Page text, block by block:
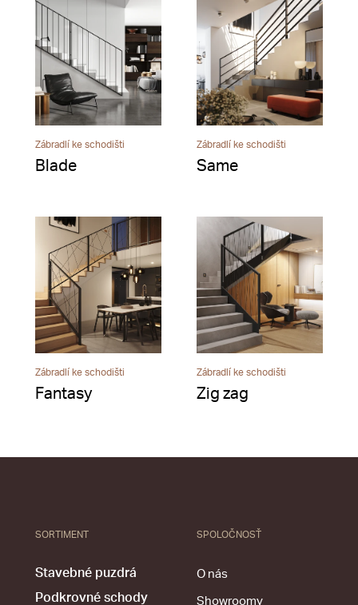
Zábradlí ke schodišti
Blade
Zábradlí ke schodišti
Same
Zábradlí ke schodišti
Fantasy
Zábradlí ke schodišti
Zig zag
SORTIMENT
Stavebné puzdrá
Podkrovné schody
SPOLOČNOSŤ
O nás
Showroomy